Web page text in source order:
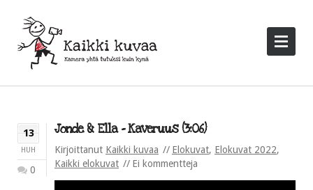
13
HUH
0
Jonde & Ella – Kaveruus (3:06)
Kirjoittanut Kaikki kuvaa Elokuvat, Elokuvat 2022,
Kaikki elokuvat
Ei kommentteja